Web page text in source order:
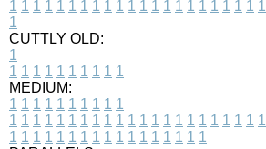
1 1 1 1 1 1 1 1 1 1 1 1 1 1 1 1 1 1 1 1 1 1
1
CUTTLY OLD:
1
1 1 1 1 1 1 1 1 1 1
MEDIUM:
1 1 1 1 1 1 1 1 1 1
1 1 1 1 1 1 1 1 1 1 1 1 1 1 1 1 1 1 1 1 1 1
1 1 1 1 1 1 1 1 1 1 1 1 1 1 1 1 1